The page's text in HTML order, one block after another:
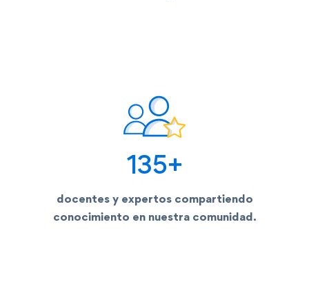
135+
docentes y expertos compartiendo
conocimiento en nuestra comunidad.